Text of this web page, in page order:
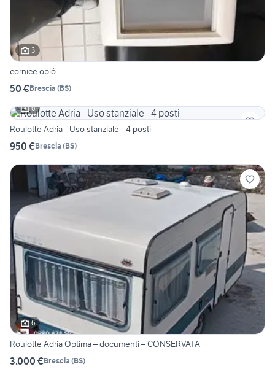
3
cornice oblò
50 €Brescia (BS)
6
Roulotte Adria - Uso stanziale - 4 posti
950 €Brescia (BS)
6
Roulotte Adria Optima – documenti – CONSERVATA
3.000 €Brescia (BS)